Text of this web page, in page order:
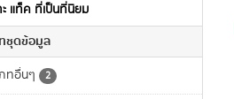
แท็ค ที่เป็นที่นิยม
ชุดข้อมูล
ทอื่นๆ 2